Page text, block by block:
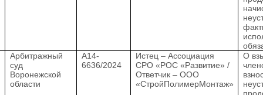
Арбитражный
суд
Воронежской
области
А14-
6636/2024
Истец – Ассоциация
СРО «РОС «Развитие» /
Ответчик – ООО
«СтройПолимерМонтаж»
О